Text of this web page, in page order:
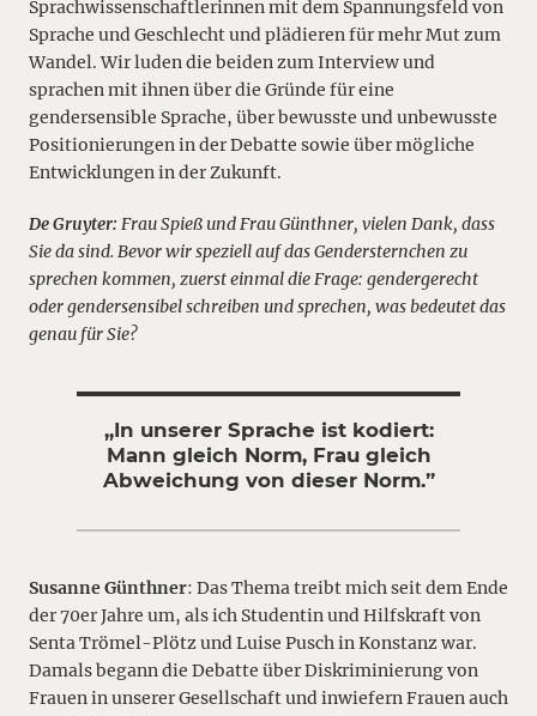
Sprachwissenschaftlerinnen mit dem Spannungsfeld von
Sprache und Geschlecht und plädieren für mehr Mut zum
Wandel. Wir luden die beiden zum Interview und
sprachen mit ihnen über die Gründe für eine
gendersensible Sprache, über bewusste und unbewusste
Positionierungen in der Debatte sowie über mögliche
Entwicklungen in der Zukunft.
De Gruyter: Frau Spieß und Frau Günthner, vielen Dank, dass
Sie da sind. Bevor wir speziell auf das Gendersternchen zu
sprechen kommen, zuerst einmal die Frage: gendergerecht
oder gendersensibel schreiben und sprechen, was bedeutet das
genau für Sie?
„In unserer Sprache ist kodiert:
Mann gleich Norm, Frau gleich
Abweichung von dieser Norm.”
Susanne Günthner: Das Thema treibt mich seit dem Ende
der 70er Jahre um, als ich Studentin und Hilfskraft von
Senta Trömel-Plötz und Luise Pusch in Konstanz war.
Damals begann die Debatte über Diskriminierung von
Frauen in unserer Gesellschaft und inwiefern Frauen auch